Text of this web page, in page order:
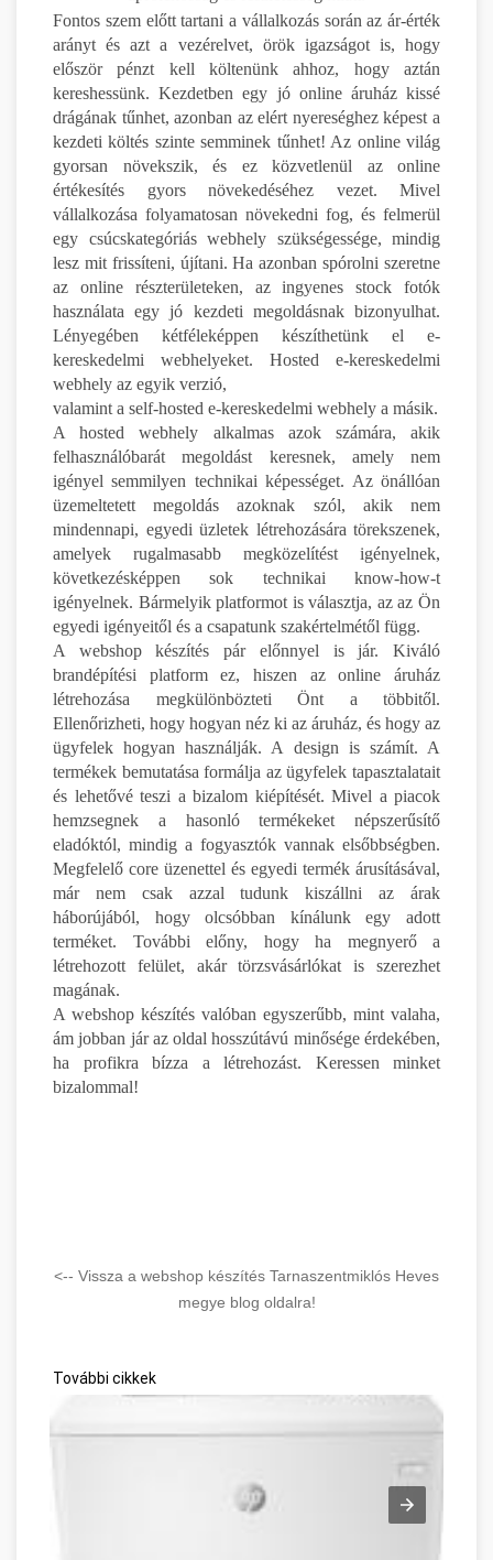
Fontos szem előtt tartani a vállalkozás során az ár-érték
arányt és azt a vezérelvet, örök igazságot is, hogy
először pénzt kell költenünk ahhoz, hogy aztán
kereshessünk. Kezdetben egy jó online áruház kissé
drágának tűnhet, azonban az elért nyereséghez képest a
kezdeti költés szinte semminek tűnhet! Az online világ
gyorsan növekszik, és ez közvetlenül az online
értékesítés gyors növekedéséhez vezet. Mivel
vállalkozása folyamatosan növekedni fog, és felmerül
egy csúcskategóriás webhely szükségessége, mindig
lesz mit frissíteni, újítani. Ha azonban spórolni szeretne
az online részterületeken, az ingyenes stock fotók
használata egy jó kezdeti megoldásnak bizonyulhat.
Lényegében kétféleképpen készíthetünk el e-
kereskedelmi webhelyeket. Hosted e-kereskedelmi
webhely az egyik verzió,
valamint a self-hosted e-kereskedelmi webhely a másik.
A hosted webhely alkalmas azok számára, akik
felhasználóbarát megoldást keresnek, amely nem
igényel semmilyen technikai képességet. Az önállóan
üzemeltetett megoldás azoknak szól, akik nem
mindennapi, egyedi üzletek létrehozására törekszenek,
amelyek rugalmasabb megközelítést igényelnek,
következésképpen sok technikai know-how-t
igényelnek. Bármelyik platformot is választja, az az Ön
egyedi igényeitől és a csapatunk szakértelmétől függ.
A webshop készítés pár előnnyel is jár. Kiváló
brandépítési platform ez, hiszen az online áruház
létrehozása megkülönbözteti Önt a többitől.
Ellenőrizheti, hogy hogyan néz ki az áruház, és hogy az
ügyfelek hogyan használják. A design is számít. A
termékek bemutatása formálja az ügyfelek tapasztalatait
és lehetővé teszi a bizalom kiépítését. Mivel a piacok
hemzsegnek a hasonló termékeket népszerűsítő
eladóktól, mindig a fogyasztók vannak elsőbbségben.
Megfelelő core üzenettel és egyedi termék árusításával,
már nem csak azzal tudunk kiszállni az árak
háborújából, hogy olcsóbban kínálunk egy adott
terméket. További előny, hogy ha megnyerő a
létrehozott felület, akár törzsvásárlókat is szerezhet
magának.
A webshop készítés valóban egyszerűbb, mint valaha,
ám jobban jár az oldal hosszútávú minősége érdekében,
ha profikra bízza a létrehozást. Keressen minket
bizalommal!
<-- Vissza a webshop készítés Tarnaszentmiklós Heves
megye blog oldalra!
További cikkek